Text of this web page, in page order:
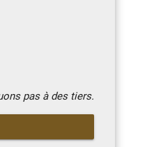
pas à des tiers.